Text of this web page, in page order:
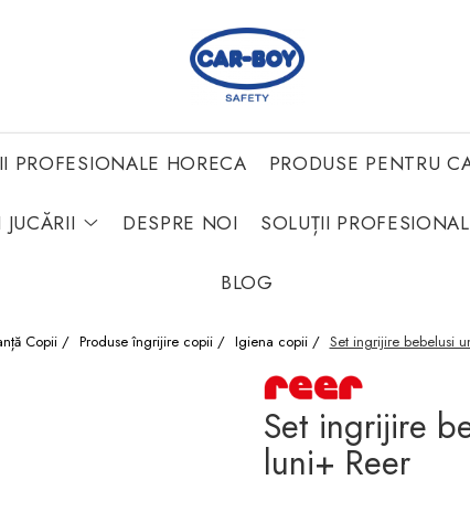
PROFESIONALE HORECA PRODUSE PENTRU
JUCĂRII DESPRE NOI SOLUȚII
BLOG
Copii / Produse îngrijire copii / Igiena copii / Set ingrijire bebelusi
Set ingrijire
luni+ Reer